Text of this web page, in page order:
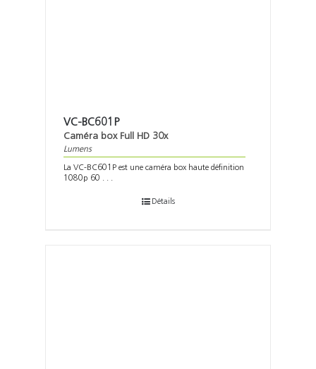
VC-BC601P
Caméra box Full HD 30x
Lumens
La VC-BC601P est une caméra box haute définition
1080p 60 . . .
Détails